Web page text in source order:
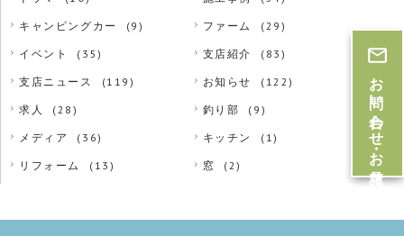
キャンピングカー (9) ファーム (29)
イベント (35) 支店紹介 (83)
支店ニュース (119) お知らせ (122)
求人 (28) 釣り部 (9)
メディア (36) キッチン (1)
リフォーム (13) 窓 (2)
お問い合わせ・お見積